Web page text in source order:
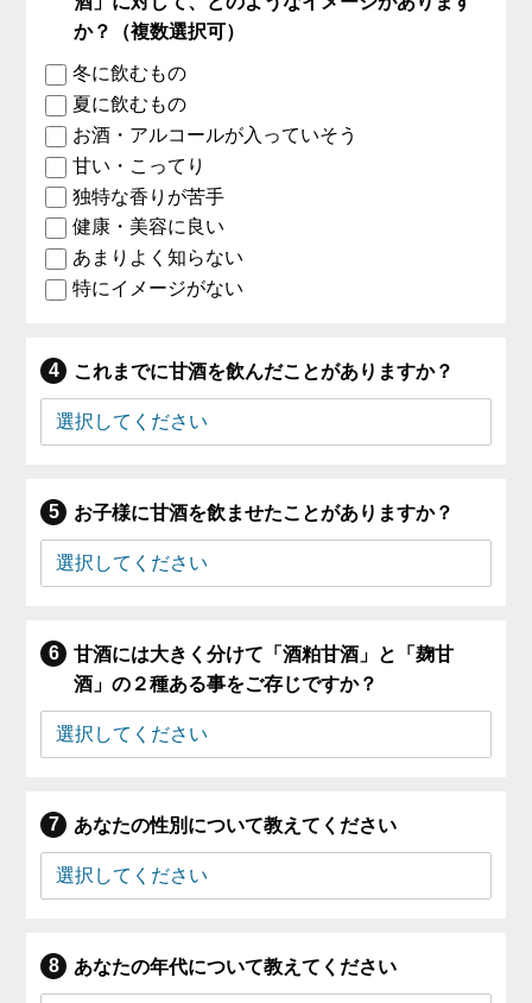
か？（複数選択可）
冬に飲むもの
夏に飲むもの
お酒・アルコールが入っていそう
甘い・こってり
独特な香りが苦手
健康・美容に良い
あまりよく知らない
特にイメージがない
これまでに甘酒を飲んだことがありますか？
お子様に甘酒を飲ませたことがありますか？
甘酒には大きく分けて「酒粕甘酒」と「麹甘
酒」の２種ある事をご存じですか？
あなたの性別について教えてください
あなたの年代について教えてください